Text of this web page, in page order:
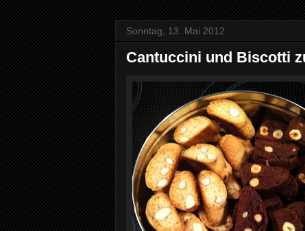
Sonntag, 13. Mai 2012
Cantuccini und Biscotti